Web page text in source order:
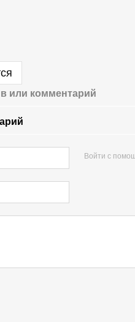
или комментарий
Войти с